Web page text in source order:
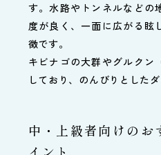
す。水路やトンネルなどの
度が良く、一面に広がる眩
徴です。
キビナゴの大群やグルクン
しており、のんびりとした
中・上級者向けのお